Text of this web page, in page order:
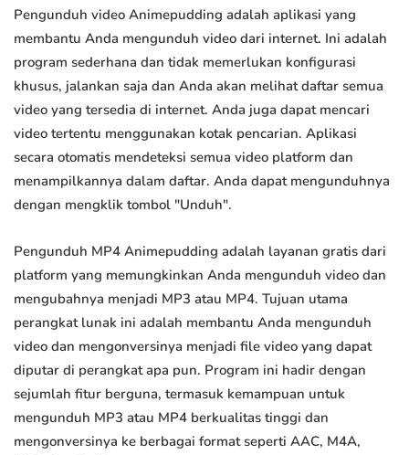
Pengunduh video Animepudding adalah aplikasi yang
membantu Anda mengunduh video dari internet. Ini adalah
program sederhana dan tidak memerlukan konfigurasi
khusus, jalankan saja dan Anda akan melihat daftar semua
video yang tersedia di internet. Anda juga dapat mencari
video tertentu menggunakan kotak pencarian. Aplikasi
secara otomatis mendeteksi semua video platform dan
menampilkannya dalam daftar. Anda dapat mengunduhnya
dengan mengklik tombol "Unduh".
Pengunduh MP4 Animepudding adalah layanan gratis dari
platform yang memungkinkan Anda mengunduh video dan
mengubahnya menjadi MP3 atau MP4. Tujuan utama
perangkat lunak ini adalah membantu Anda mengunduh
video dan mengonversinya menjadi file video yang dapat
diputar di perangkat apa pun. Program ini hadir dengan
sejumlah fitur berguna, termasuk kemampuan untuk
mengunduh MP3 atau MP4 berkualitas tinggi dan
mengonversinya ke berbagai format seperti AAC, M4A,